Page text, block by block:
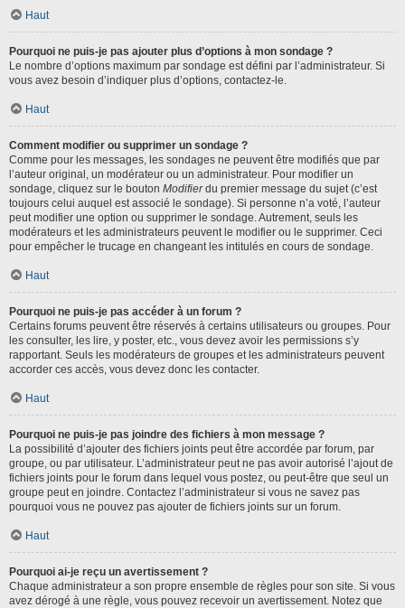
Haut
Pourquoi ne puis-je pas ajouter plus d’options à mon sondage ?
Le nombre d’options maximum par sondage est défini par l’administrateur. Si
vous avez besoin d’indiquer plus d’options, contactez-le.
Haut
Comment modifier ou supprimer un sondage ?
Comme pour les messages, les sondages ne peuvent être modifiés que par
l’auteur original, un modérateur ou un administrateur. Pour modifier un
sondage, cliquez sur le bouton Modifierdu premier message du sujet (c’est
toujours celui auquel est associé le sondage). Si personne n’a voté, l’auteur
peut modifier une option ou supprimer le sondage. Autrement, seuls les
modérateurs et les administrateurs peuvent le modifier ou le supprimer. Ceci
pour empêcher le trucage en changeant les intitulés en cours de sondage.
Haut
Pourquoi ne puis-je pas accéder à un forum ?
Certains forums peuvent être réservés à certains utilisateurs ou groupes. Pour
les consulter, les lire, y poster, etc., vous devez avoir les permissions s’y
rapportant. Seuls les modérateurs de groupes et les administrateurs peuvent
accorder ces accès, vous devez donc les contacter.
Haut
Pourquoi ne puis-je pas joindre des fichiers à mon message ?
La possibilité d’ajouter des fichiers joints peut être accordée par forum, par
groupe, ou par utilisateur. L’administrateur peut ne pas avoir autorisé l’ajout de
fichiers joints pour le forum dans lequel vous postez, ou peut-être que seul un
groupe peut en joindre. Contactez l’administrateur si vous ne savez pas
pourquoi vous ne pouvez pas ajouter de fichiers joints sur un forum.
Haut
Pourquoi ai-je reçu un avertissement ?
Chaque administrateur a son propre ensemble de règles pour son site. Si vous
avez dérogé à une règle, vous pouvez recevoir un avertissement. Notez que